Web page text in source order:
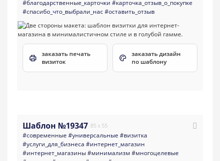
#благодарственные_карточки #карточка_отзыв_о_покупке
#спасибо_что_выбрали_нас#оставить_отзыв
заказать печать
визиток
заказать дизайн
по шаблону
Шаблон №19347 85 x 55
#современные #универсальные #визитка
#услуги_для_бизнеса #интернет_магазин
#интернет_магазины#минимализм #многоцелевые